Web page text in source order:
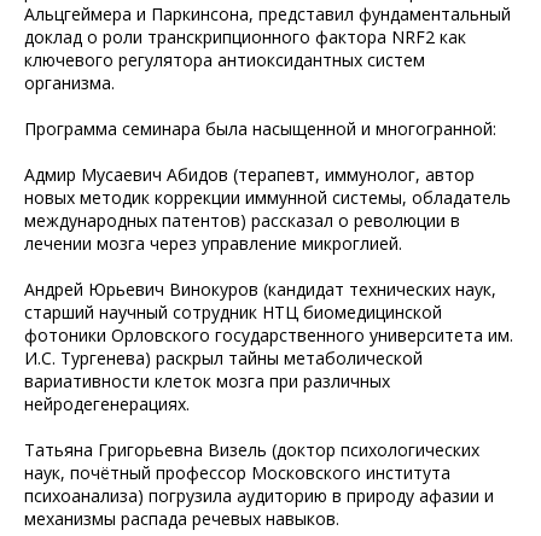
Альцгеймера и Паркинсона, представил фундаментальный
доклад о роли транскрипционного фактора NRF2 как
ключевого регулятора антиоксидантных систем
организма.
Программа семинара была насыщенной и многогранной:
Адмир Мусаевич Абидов (терапевт, иммунолог, автор
новых методик коррекции иммунной системы, обладатель
международных патентов) рассказал о революции в
лечении мозга через управление микроглией.
Андрей Юрьевич Винокуров (кандидат технических наук,
старший научный сотрудник НТЦ биомедицинской
фотоники Орловского государственного университета им.
И.С. Тургенева) раскрыл тайны метаболической
вариативности клеток мозга при различных
нейродегенерациях.
Татьяна Григорьевна Визель (доктор психологических
наук, почётный профессор Московского института
психоанализа) погрузила аудиторию в природу афазии и
механизмы распада речевых навыков.